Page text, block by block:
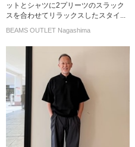
ットとシャツに2プリーツのスラック
スを合わせてリラックスしたスタイ...
BEAMS OUTLET Nagashima